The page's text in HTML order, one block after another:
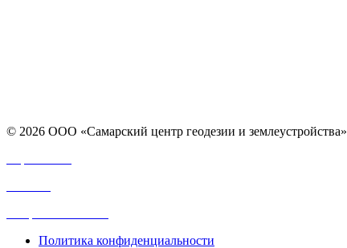
© 2026 ООО «Самарский центр геодезии и землеустройства»
Политика конфиденциальности